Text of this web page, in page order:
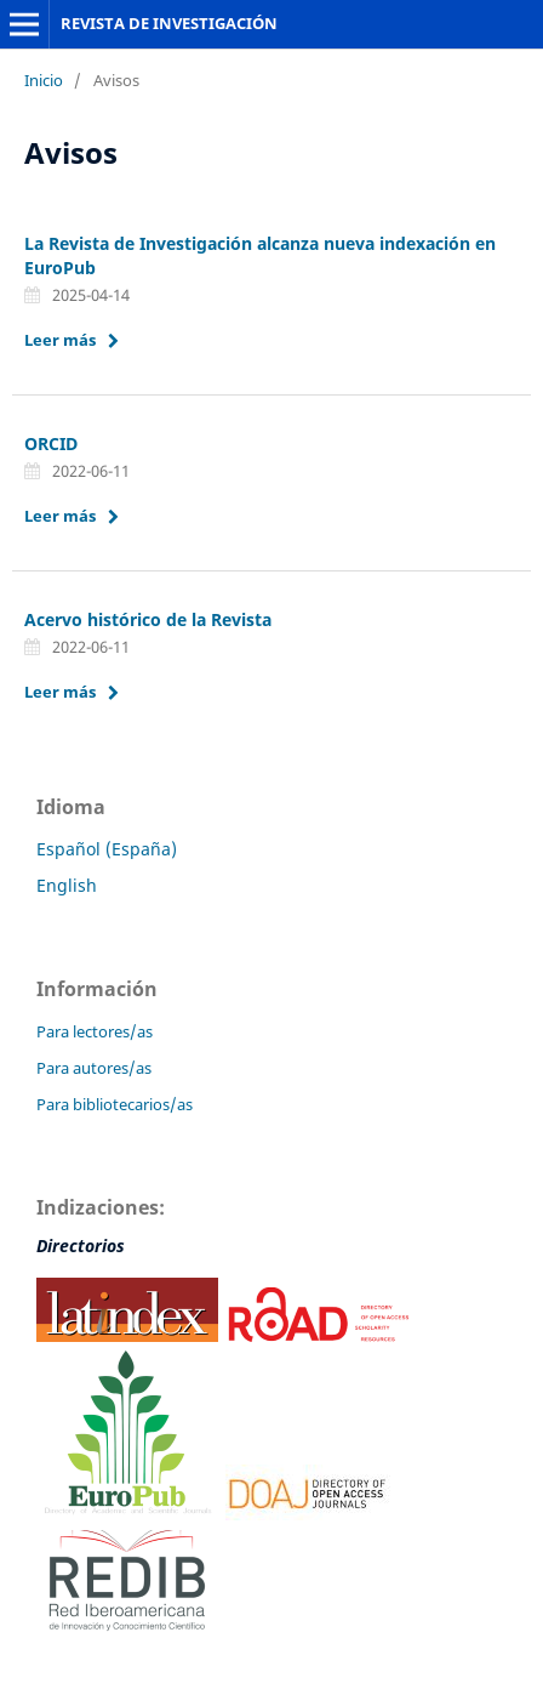
REVISTA DE INVESTIGACIÓN
Inicio / Avisos
Avisos
La Revista de Investigación alcanza nueva indexación en
EuroPub
2025-04-14
Leer más
ORCID
2022-06-11
Leer más
Acervo histórico de la Revista
2022-06-11
Leer más
Idioma
Español (España)
English
Información
Para lectores/as
Para autores/as
Para bibliotecarios/as
Indizaciones:
Directorios